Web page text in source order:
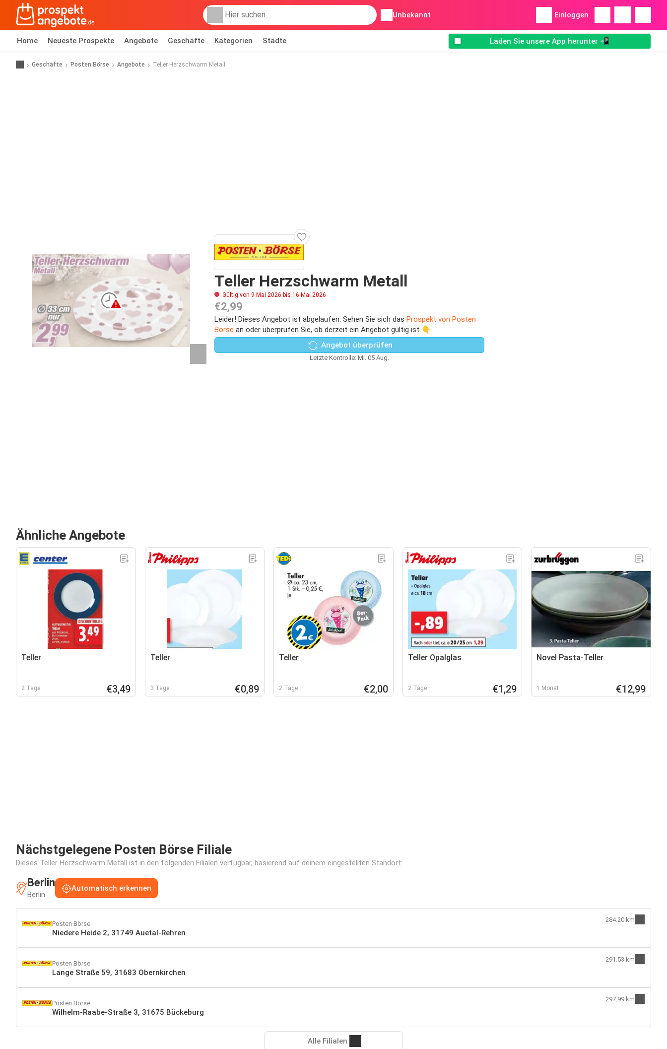
Unbekannt Einloggen
Home Neueste Prospekte Angebote Geschäfte Kategorien Städte Laden Sie unsere App herunter 📲
Geschäfte Posten Börse Angebote Teller Herzschwarm Metall
Teller Herzschwarm Metall
Gültig von 9 Mai 2026 bis 16 Mai 2026
€2,99
Leider! Dieses Angebot ist abgelaufen. Sehen Sie sich das Prospekt von Posten
Börse an oder überprüfen Sie, ob derzeit ein Angebot gültig ist 👇
Angebot überprüfen
Letzte Kontrolle: Mi. 05 Aug.
Ähnliche Angebote
Teller
2 Tage €3,49
Teller
3 Tage €0,89
Teller
2 Tage €2,00
Teller Opalglas
2 Tage €1,29
Novel Pasta-Teller
1 Monat €12,99
Nächstgelegene Posten Börse Filiale
Dieses Teller Herzschwarm Metall ist in den folgenden Filialen verfügbar, basierend auf deinem eingestellten Standort:
Berlin
Berlin
Automatisch erkennen
Posten Börse
Niedere Heide 2, 31749 Auetal-Rehren
284.20 km
Posten Börse
Lange Straße 59, 31683 Obernkirchen
291.53 km
Posten Börse
Wilhelm-Raabe-Straße 3, 31675 Bückeburg
297.99 km
Alle Filialen